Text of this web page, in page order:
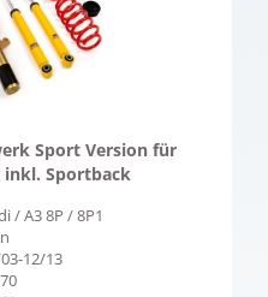
Sport Version für
inkl. Sportback
/ A3 8P / 8P1
12/13